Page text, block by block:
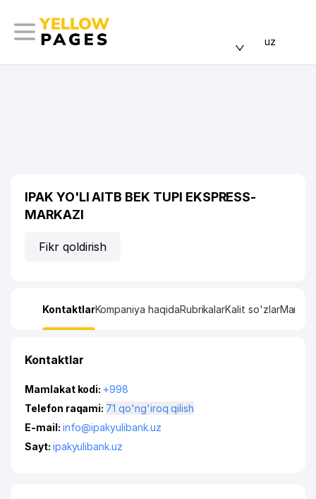
uz
IPAK YO'LI AITB BEK TUPI EKSPRESS-
MARKAZI
Fikr qoldirish
KontaktlarKompaniya haqidaRubrikalarKalit so'zlarManzil
Kontaktlar
Mamlakat kodi: +998
Telefon raqami:
71 qo'ng'iroq qilish
E-mail: info@ipakyulibank.uz
Sayt: ipakyulibank.uz